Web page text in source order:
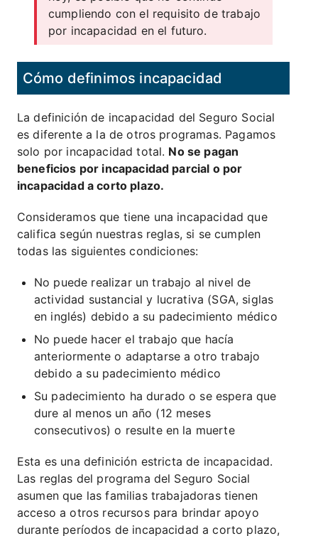
cumpliendo con el requisito de trabajo
por incapacidad en el futuro.
Cómo definimos incapacidad
La definición de incapacidad del Seguro Social
es diferente a la de otros programas. Pagamos
solo por incapacidad total. No se pagan
beneficios por incapacidad parcial o por
incapacidad a corto plazo.
Consideramos que tiene una incapacidad que
califica según nuestras reglas, si se cumplen
todas las siguientes condiciones:
No puede realizar un trabajo al nivel de
actividad sustancial y lucrativa (SGA, siglas
en inglés) debido a su padecimiento médico
No puede hacer el trabajo que hacía
anteriormente o adaptarse a otro trabajo
debido a su padecimiento médico
Su padecimiento ha durado o se espera que
dure al menos un año (12 meses
consecutivos) o resulte en la muerte
Esta es una definición estricta de incapacidad.
Las reglas del programa del Seguro Social
asumen que las familias trabajadoras tienen
acceso a otros recursos para brindar apoyo
durante períodos de incapacidad a corto plazo,